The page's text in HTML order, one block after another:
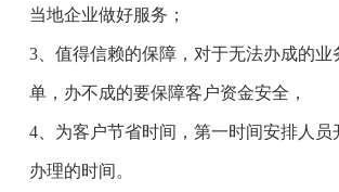
当地企业做好服务；
3、值得信赖的保障，对于无法办成的业
单，办不成的要保障客户资金安全，
4、为客户节省时间，第一时间安排人员
办理的时间。